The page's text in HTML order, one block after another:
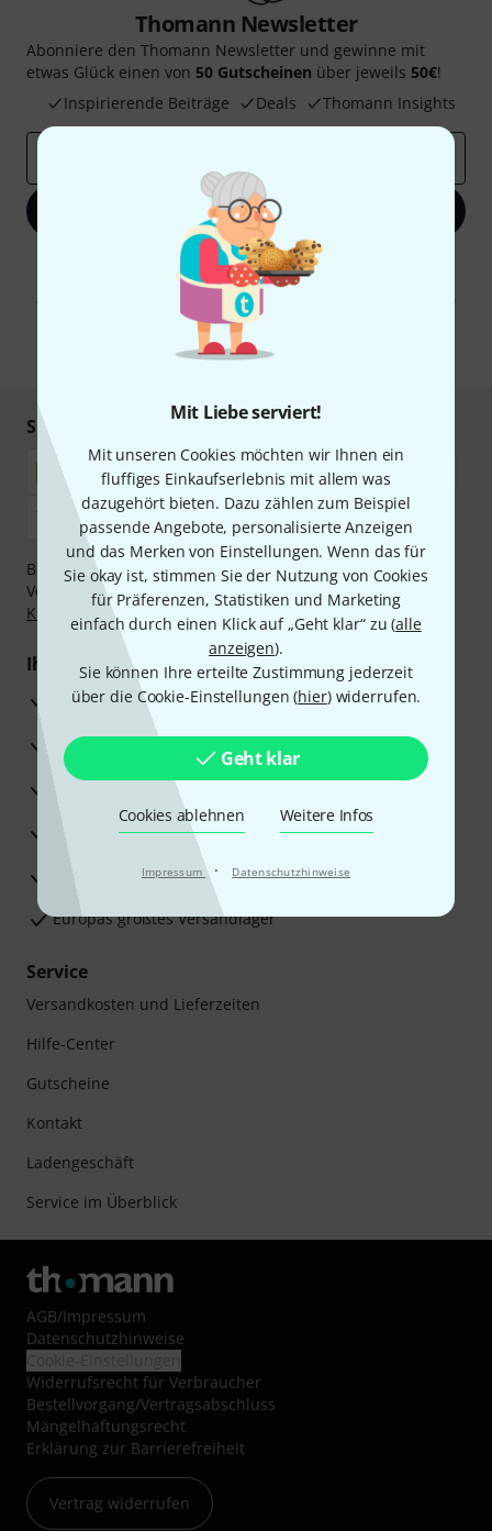
Mit Liebe serviert!
Mit unseren Cookies möchten wir Ihnen ein
fluffiges Einkaufserlebnis mit allem was
dazugehört bieten. Dazu zählen zum Beispiel
passende Angebote, personalisierte Anzeigen
und das Merken von Einstellungen. Wenn das für
Sie okay ist, stimmen Sie der Nutzung von Cookies
für Präferenzen, Statistiken und Marketing
einfach durch einen Klick auf „Geht klar“ zu (alle
anzeigen).
Sie können Ihre erteilte Zustimmung jederzeit
über die Cookie-Einstellungen (hier) widerrufen.
Geht klar
Cookies ablehnen Weitere Infos
Impressum · Datenschutzhinweise
Thomann Newsletter
Abonniere den Thomann Newsletter und gewinne mit
etwas Glück einen von 50 Gutscheinen über jeweils 50€!
Inspirierende Beiträge
Deals Thomann Insights
Jetzt anmelden
Mit Klick auf „Jetzt anmelden“ stimmen Sie dem Erhalt von E-Mail-
Werbung und einer Messung des E-Mail-Nutzungsverhaltens zu. Die
Abmeldung ist jederzeit möglich. Weitere Informationen finden Sie in
unseren
Datenschutzhinweisen
* Pflichtfeld
Sicher einkaufen & bezahlen
Bezahlen Sie vertraulich und sicher per Nachnahme,
Vorkasse, PayPal, Amazon Pay, Klarna Sofort bezahlen
Klarna Ratenzahlungoder Kreditkarte.
Ihre Vorteile
3 Jahre Thomann Garantie
30 Tage Money-Back-Garantie
Reparaturservice
Beratung durch Fachexperten
Zufriedenheitsgarantie
Europas größtes Versandlager
Service
Versandkosten und Lieferzeiten
Hilfe-Center
Gutscheine
Kontakt
Ladengeschäft
Service im Überblick
AGB/Impressum
Datenschutzhinweise
Widerrufsrecht für Verbraucher
Bestellvorgang/Vertragsabschluss
Mängelhaftungsrecht
Erklärung zur Barrierefreiheit
Vertrag widerrufen